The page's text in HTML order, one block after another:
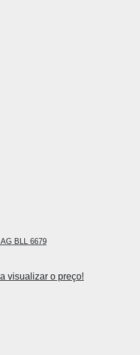
BLL 6679
visualizar o preço!